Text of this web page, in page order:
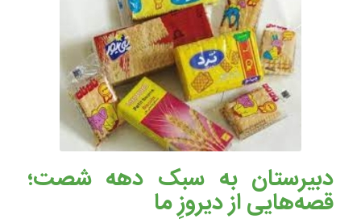
دبیرستان به سبک دهه شصت؛
قصه‌هایی از دیروزِ ما